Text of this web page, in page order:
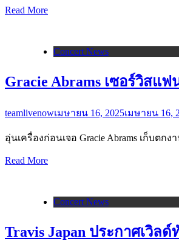
Read More
Concert News
Gracie Abrams เซอร์วิสแ
teamlivenowเมษายน 16, 2025เมษายน 16,
อุ่นเครื่องก่อนเจอ Gracie Abrams เก็บต
Read More
Concert News
Travis Japan ประกาศเวิล